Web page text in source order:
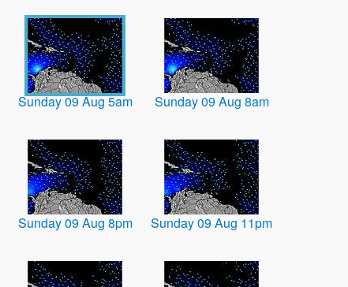
Sunday 09 Aug 5am Sunday 09 Aug 8am
Sunday 09 Aug 8pm Sunday 09 Aug 11pm